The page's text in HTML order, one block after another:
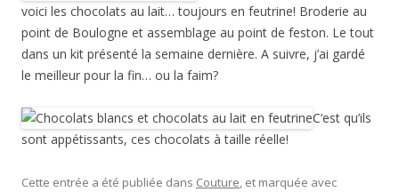
voici les chocolats au lait… toujours en feutrine! Broderie au
point de Boulogne et assemblage au point de feston. Le tout
dans un kit présenté la semaine dernière. A suivre, j’ai gardé
le meilleur pour la fin… ou la faim?
C’est qu’ils
sont appétissants, ces chocolats à taille réelle!
Cette entrée a été publiée dans Couture, et marquée avec